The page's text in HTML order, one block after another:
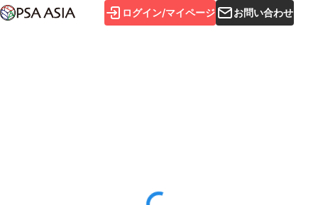
ログイン/マイページ お問い合わせ